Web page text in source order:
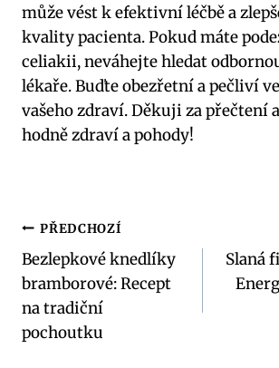
může vést k efektivní léčbě a
kvality pacienta. Pokud máte
celiakii, neváhejte hledat
lékaře. Buďte obezřetní a pečliví
vašeho zdraví. Děkuji za přečtení
hodně zdraví a pohody!
Navigace
pro
příspěvek
PŘEDCHOZÍ
Bezlepkové knedlíky
bramborové: Recept
na tradiční
pochoutku
Slaná